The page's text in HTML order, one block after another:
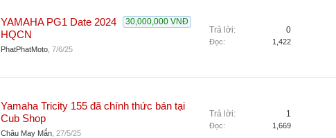
30,000,000 VNĐ
YAMAHA PG1 Date 2024
HQCN
PhatPhatMoto 7/6/25
Trả lời: 0
Đọc: 1,422
Yamaha Tricity 155 đã chính thức bán tại
Cub Shop
Châu May Mắn 27/5/25
Trả lời: 1
Đọc: 1,669